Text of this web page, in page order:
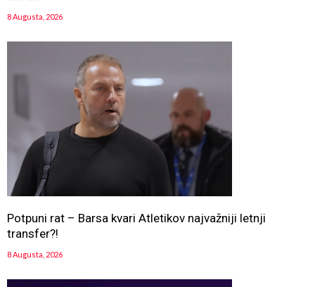
8 Augusta, 2026
Potpuni rat – Barsa kvari Atletikov najvažniji letnji
transfer?!
8 Augusta, 2026